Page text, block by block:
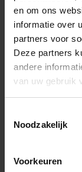
en om ons
informatie over
partners voor
Deze partners
andere
van uw gebruik
Noodzakelijk
Voorkeuren